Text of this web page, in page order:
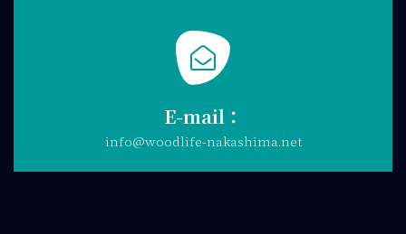
E-mail：
info@woodlife-nakashima.net